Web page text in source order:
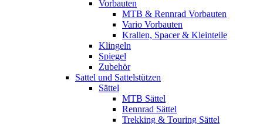
Vorbauten
MTB & Rennrad Vorbauten
Vario Vorbauten
Krallen, Spacer & Kleinteile
Klingeln
Spiegel
Zubehör
Sattel und Sattelstützen
Sättel
MTB Sättel
Rennrad Sättel
Trekking & Touring Sättel